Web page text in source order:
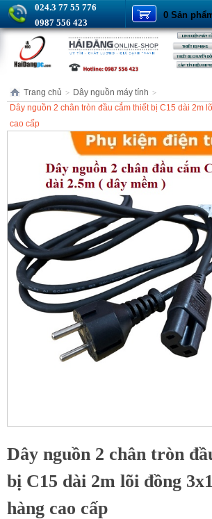
024.3 77 55 776
0987 556 423
0 Sản
Trang chủ > Dây nguồn máy tính >
Dây nguồn 2 chân tròn đầu cắm thiết bị C15 dài 2m
cao cấp
Dây nguồn 2 chân tròn
bị C15 dài 2m lõi đồng
hàng cao cấp